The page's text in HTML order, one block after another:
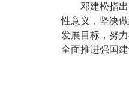
邓建松指
性意义，坚决
发展目标，努
全面推进强国